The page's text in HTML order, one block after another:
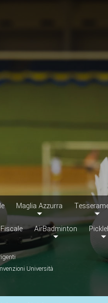
Maglia Azzurra
AirBadminton
Università